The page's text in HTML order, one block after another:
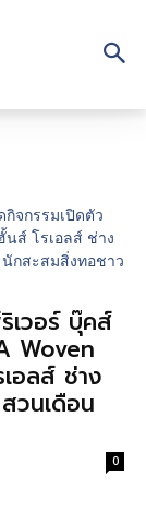
เวอร์ บุ๊คส์
Woven
อลส์ ช่าง
วนเดือน
0